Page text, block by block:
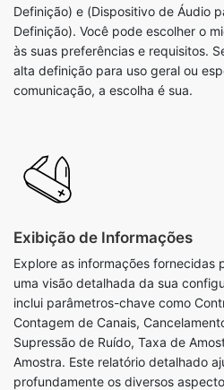
Definição) e (Dispositivo de Áudio
Definição). Você pode escolher o
às suas preferências e requisitos.
alta definição para uso geral ou
comunicação, a escolha é sua.
Exibição de Informações
Explore as informações fornecidas
uma visão detalhada da sua
inclui parâmetros-chave como
Contagem de Canais,
Supressão de Ruído, Taxa de
Amostra. Este relatório detalhado
profundamente os diversos